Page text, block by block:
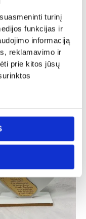
turinį
funkcijas ir
informaciją
reklamavimo ir
prie kitos jūsų
rankšluostis „Krikšto